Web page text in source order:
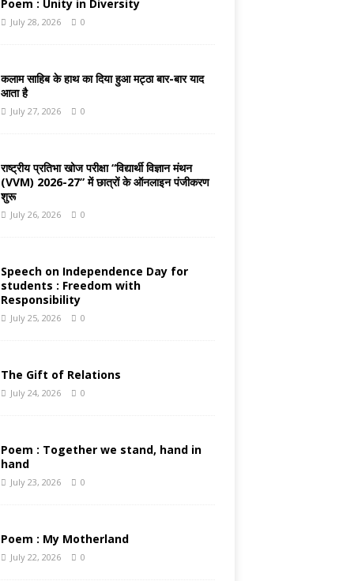
Poem : Unity in Diversity
July 28, 2026 0
कलाम साहिब के हाथ का दिया हुआ मट्ठा बार-बार याद
आता है
July 27, 2026 0
राष्ट्रीय प्रतिभा खोज परीक्षा “विद्यार्थी विज्ञान मंथन
(VVM) 2026-27” में छात्रों के ऑनलाइन पंजीकरण
शुरू
July 26, 2026 0
Speech on Independence Day for
students : Freedom with
Responsibility
July 25, 2026 0
The Gift of Relations
July 24, 2026 0
Poem : Together we stand, hand in
hand
July 23, 2026 0
Poem : My Motherland
July 22, 2026 0